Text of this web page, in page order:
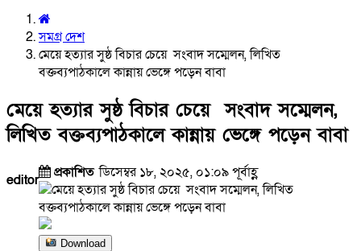
সমগ্র দেশ
মেয়ে হত্যার সুষ্ঠ বিচার চেয়ে সংবাদ সম্মেলন, লিখিত
বক্তব্যপাঠকালে কান্নায় ভেঙ্গে পড়েন বাবা
মেয়ে হত্যার সুষ্ঠ বিচার চেয়ে সংবাদ সম্মেলন,
লিখিত বক্তব্যপাঠকালে কান্নায় ভেঙ্গে পড়েন বাবা
editor প্রকাশিতডিসেম্বর ১৮, ২০২৫, ০১:০৯ পূর্বাহ্ণ
Download